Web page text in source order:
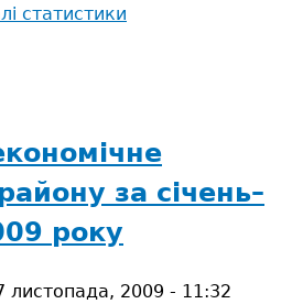
статистики
за січень–
року
листопада, 2009 - 11:32